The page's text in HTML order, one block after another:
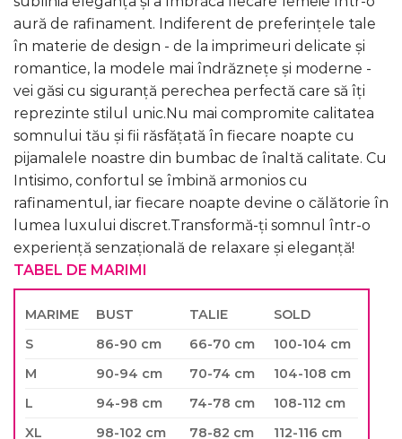
aură de rafinament. Indiferent de preferințele tale
în materie de design - de la imprimeuri delicate și
romantice, la modele mai îndrăznețe și moderne -
vei găsi cu siguranță perechea perfectă care să îți
reprezinte stilul unic.Nu mai compromite calitatea
somnului tău și fii răsfățată în fiecare noapte cu
pijamalele noastre din bumbac de înaltă calitate. Cu
Intisimo, confortul se îmbină armonios cu
rafinamentul, iar fiecare noapte devine o călătorie în
lumea luxului discret.Transformă-ți somnul într-o
experiență senzațională de relaxare și eleganță!
TABEL DE MARIMI
MARIME BUST TALIE
SOLD
S
86-90 cm 66-70 cm
100-104 cm
M
90-94 cm 70-74 cm
104-108 cm
L
94-98 cm 74-78 cm
108-112 cm
XL
98-102 cm 78-82 cm
112-116 cm